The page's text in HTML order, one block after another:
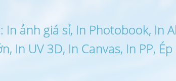
In ảnh giá sỉ, In Photobook, In
In UV 3D, In Canvas, In PP,